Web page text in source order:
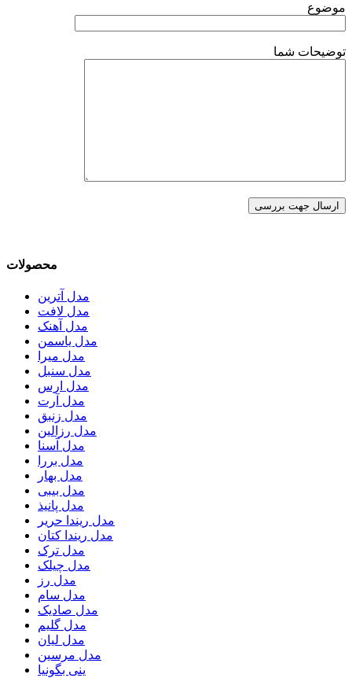
موضوع
توضیحات شما
محصولات
مدل آترین
مدل لافت
مدل آهنک
مدل یاسمن
مدل میرا
مدل سنبل
مدل ارس
مدل آرت
مدل زنبق
مدل رزالین
مدل آسنا
مدل بررا
مدل بهار
مدل بیبی
مدل پانیذ
مدل ریندا حریر
مدل ریندا کتان
مدل ترک
مدل چیلک
مدل رز
مدل سام
مدل صادیک
مدل گلیم
مدل لیان
مدل مرسین
ینی بگونیا